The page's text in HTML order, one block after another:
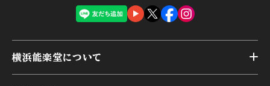
横浜能楽堂について